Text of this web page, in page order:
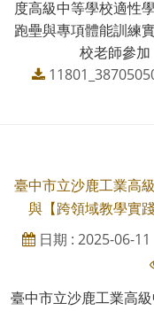
度高級中等學校適性
跑壘與專項體能訓練
校老師參
臺中市立沙鹿工業高
與【跨領域教學實
日期 : 2025-06-11
臺中市立沙鹿工業高